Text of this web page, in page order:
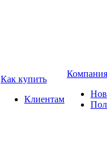
Как купить
Клиентам
Компания